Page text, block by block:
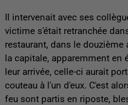
Il intervenait avec ses
victime s'était retranchée
restaurant, dans le
la capitale, apparemment en
leur arrivée, celle-ci aurait
couteau à l'un d'eux. C'est
feu sont partis en riposte,